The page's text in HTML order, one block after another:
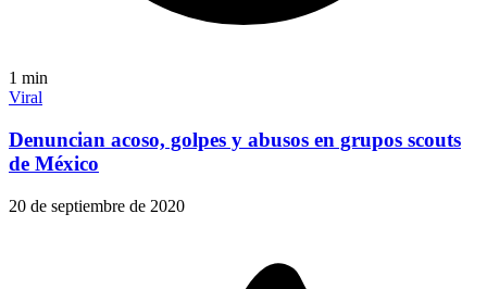
1 min
Viral
Denuncian acoso, golpes y abusos en grupos scouts
de México
20 de septiembre de 2020